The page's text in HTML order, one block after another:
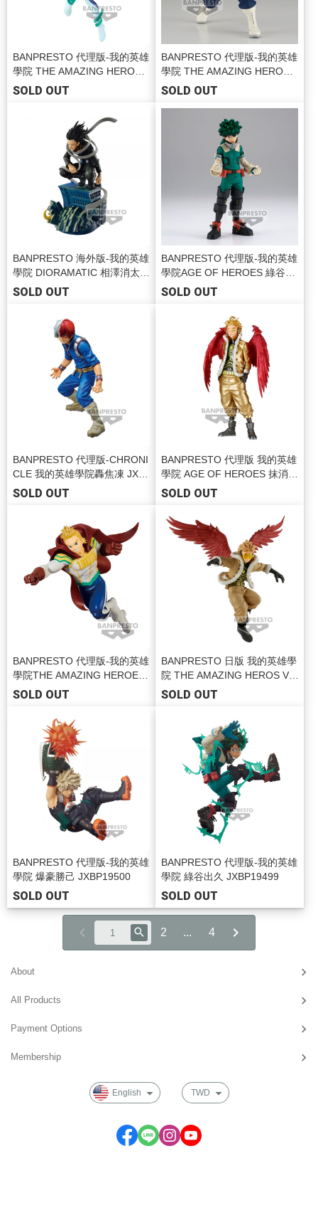
BANPRESTO 代理版-我的英雄
學院 THE AMAZING HEROES
vol.31 波動捻麗 BP19820
SOLD OUT
BANPRESTO 代理版-我的英雄
學院 THE AMAZING HEROES
vol.29 轟焦凍 BP19708
SOLD OUT
BANPRESTO 海外版-我的英雄
學院 DIORAMATIC 相澤消太 T
HE BRUSH BP19601
SOLD OUT
BANPRESTO 代理版-我的英雄
學院AGE OF HEROES 綠谷出
久 JXBP19819
SOLD OUT
BANPRESTO 代理版-CHRONI
CLE 我的英雄學院轟焦凍 JXB
P19398
SOLD OUT
BANPRESTO 代理版 我的英雄
學院 AGE OF HEROES 抹消磁
頭&霍克斯 (B:霍克斯)BP19707
SOLD OUT
BANPRESTO 代理版-我的英雄
學院THE AMAZING HEROES
vol.27 JXBP19587
SOLD OUT
BANPRESTO 日版 我的英雄學
院 THE AMAZING HEROS Vo
l.24 霍克斯
SOLD OUT
BANPRESTO 代理版-我的英雄
學院 爆豪勝己 JXBP19500
SOLD OUT
BANPRESTO 代理版-我的英雄
學院 綠谷出久 JXBP19499
SOLD OUT
2 ... 4
About
All Products
Payment Options
Membership
English TWD